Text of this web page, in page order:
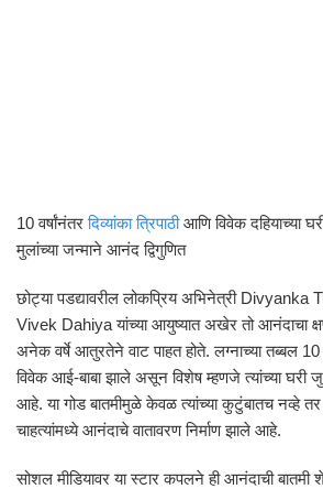
10 वर्षांनंतरदिव्यांका त्रिपाठीआणि विवेक दहियाच्या
मुलांच्या जन्माने आनंद द्विगुणित
छोट्या पडद्यावरील लोकप्रिय अभिनेत्री Divyanka
Vivek Dahiyaयांच्या आयुष्यात अखेर तो आनंदाचा
अनेक वर्षे आतुरतेने वाट पाहत होते. लग्नाच्या तब्बल 10
विवेक आई-बाबा झाले असून विशेष म्हणजे त्यांच्या घरी
आहे. या गोड बातमीमुळे केवळ त्यांच्या कुटुंबातच नव्हे तर
चाहत्यांमध्ये आनंदाचे वातावरण निर्माण झाले आहे.
सोशल मीडियावर या स्टार कपलने ही आनंदाची बातमी